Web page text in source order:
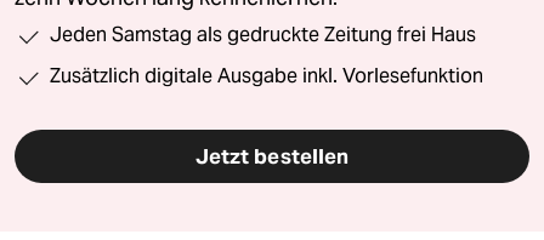
Jeden Samstag als gedruckte Zeitung frei Haus
Zusätzlich digitale Ausgabe inkl. Vorlesefunktion
Jetzt bestellen